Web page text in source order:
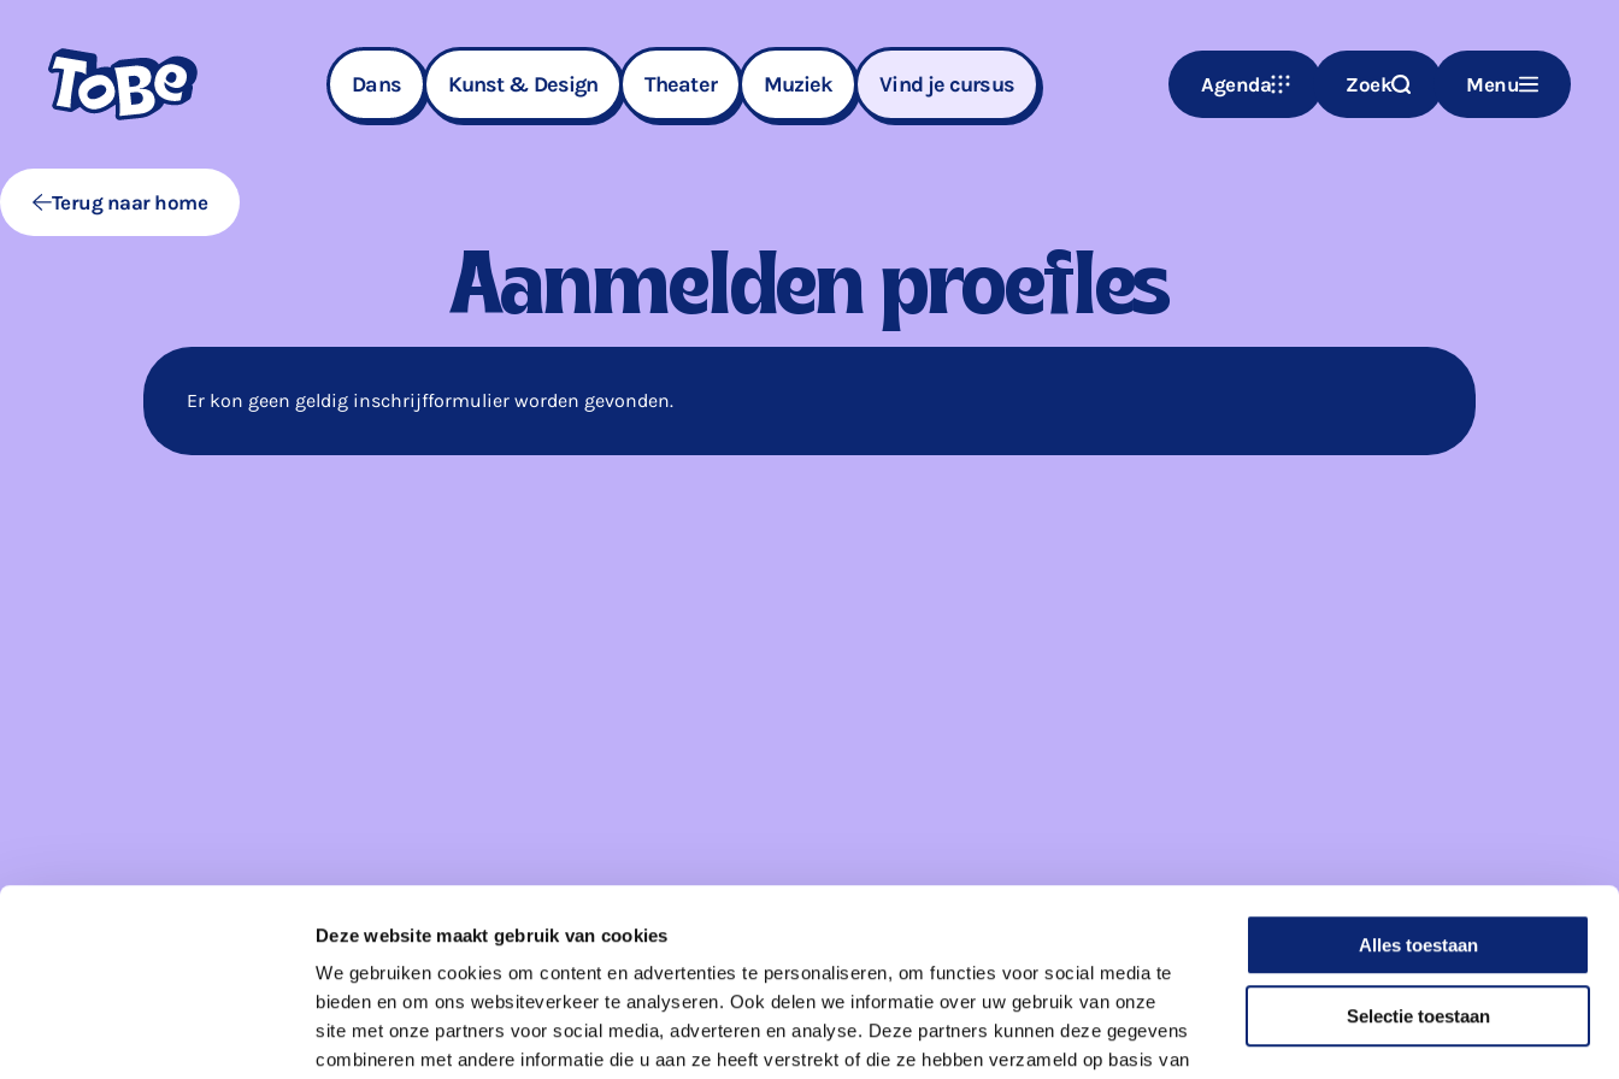
Deze website maakt gebruik van cookies
We gebruiken cookies om content en advertenties te personaliseren, om functies voor social media te
bieden en om ons websiteverkeer te analyseren. Ook delen we informatie over uw gebruik van onze
site met onze partners voor social media, adverteren en analyse. Deze partners kunnen deze gegevens
combineren met andere informatie die u aan ze heeft verstrekt of die ze hebben verzameld op basis van
Alles toestaan
Selectie toestaan
Navigatie
overslaan
Dans Kunst & Design Theater Muziek Vind je cursus Agenda Zoek Menu
Terug naar home
Aanmelden proefles
Er kon geen geldig inschrijfformulier worden gevonden.